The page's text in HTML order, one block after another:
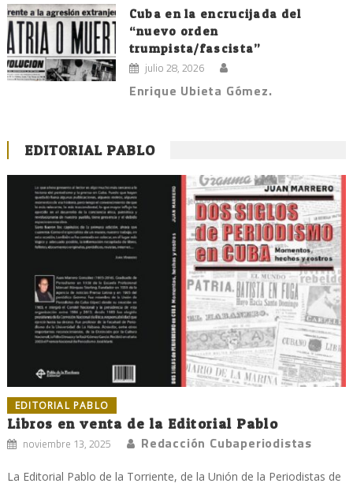
Cuba en la encrucijada del
“nuevo orden
trumpista/fascista”
julio 28, 2026
Enrique Ubieta Gómez.
EDITORIAL PABLO
EDITORIAL PABLO
Libros en venta de la Editorial Pablo
noviembre 13, 2025 Redacción Cubaperiodistas
La Editorial Pablo de la Torriente, de la Unión de la Periodistas de